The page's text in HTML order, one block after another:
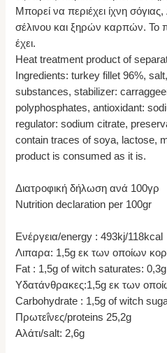
Μπορεί να περιέχει ίχνη
σέλινου και ξηρών καρπών. Το
έχει.
Heat treatment product of
Ingredients: turkey fillet 96%,
substances, stabilizer:
polyphosphates, antioxidant:
regulator: sodium citrate,
contain traces of soya, lactose,
product is consumed as it is.
Διατροφική δήλωση ανά 100γρ
Nutrition declaration per 100gr
Ενέργεια/energy : 493kj/118kcal
Λιπαρα: 1,5g εκ των οποίων
Fat : 1,5g of witch saturates: 0,3g
Υδατάνθρακες:1,5g εκ των
Carbohydrate : 1,5g of witch
Πρωτεΐνες/proteins 25,2g
Αλάτι/salt: 2,6g